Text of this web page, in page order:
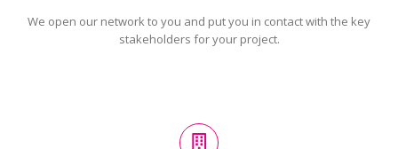
We open our network to you and put you in contact with the key
stakeholders for your project.